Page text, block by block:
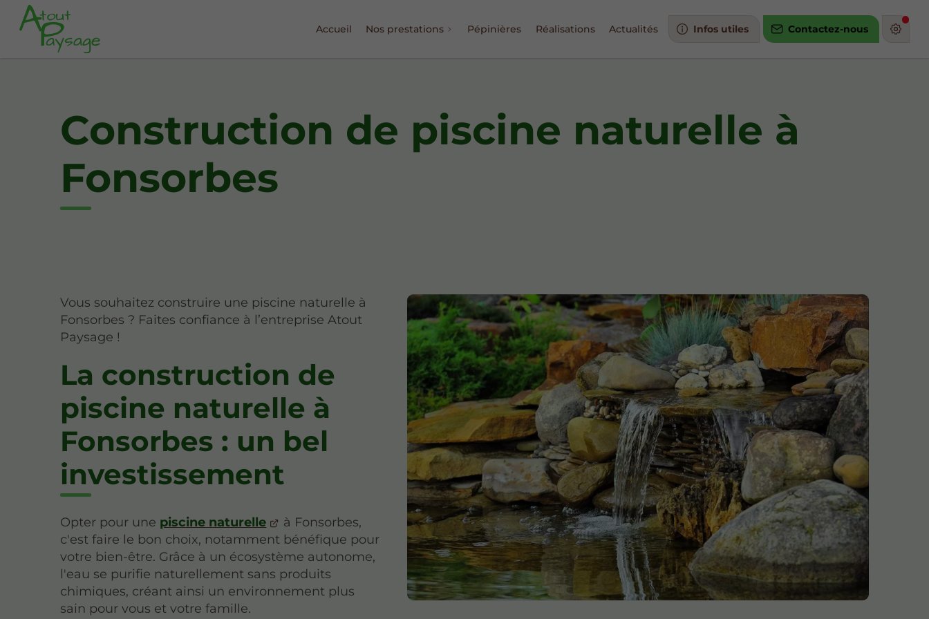
Accueil Nos prestations Pépinières Réalisations Actualités Infos utiles Contactez-nous
Construction de piscine naturelle à
Fonsorbes
Vous souhaitez construire une piscine naturelle à
Fonsorbes ? Faites confiance à l’entreprise Atout
Paysage !
La construction de
piscine naturelle à
Fonsorbes : un bel
investissement
Opter pour une piscine naturelle
à Fonsorbes,
c'est faire le bon choix, notamment bénéfique pour
votre bien-être. Grâce à un écosystème autonome,
l'eau se purifie naturellement sans produits
chimiques, créant ainsi un environnement plus
sain pour vous et votre famille.